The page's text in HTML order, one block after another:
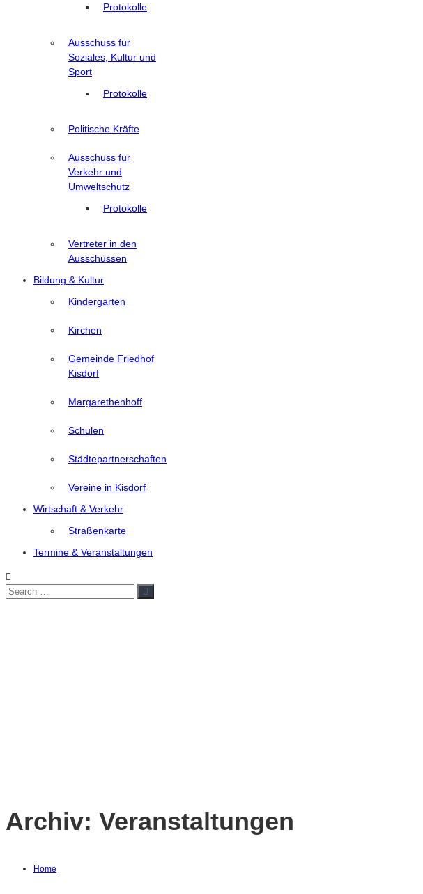
Protokolle
Ausschuss für
Soziales, Kultur und
Sport
Protokolle
Politische Kräfte
Ausschuss für
Verkehr und
Umweltschutz
Protokolle
Vertreter in den
Ausschüssen
Bildung & Kultur
Kindergarten
Kirchen
Gemeinde Friedhof
Kisdorf
Margarethenhoff
Schulen
Städtepartnerschaften
Vereine in Kisdorf
Wirtschaft & Verkehr
Straßenkarte
Termine & Veranstaltungen
Search
Search
Archiv: Veranstaltungen
Home